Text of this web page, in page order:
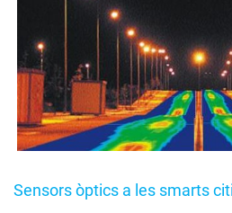
Sensors òptics a les smarts